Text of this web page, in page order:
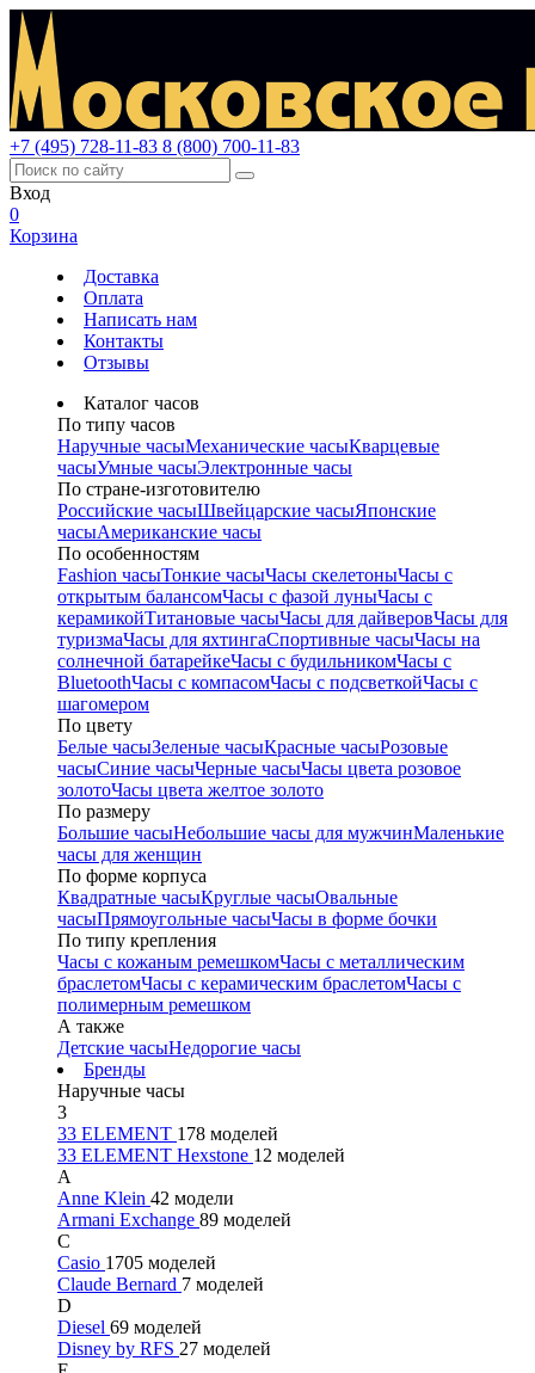
+7 (495) 728-11-83 8 (800) 700-11-83
Вход
0
Корзина
Доставка
Оплата
Написать нам
Контакты
Отзывы
Каталог часов
По типу часов
Наручные часыМеханические часыКварцевые
часыУмные часыЭлектронные часы
По стране-изготовителю
Российские часыШвейцарские часыЯпонские
часыАмериканские часы
По особенностям
Fashion часыТонкие часыЧасы скелетоныЧасы с
открытым балансомЧасы с фазой луныЧасы с
керамикойТитановые часыЧасы для дайверовЧасы для
туризмаЧасы для яхтингаСпортивные часыЧасы на
солнечной батарейкеЧасы с будильникомЧасы с
BluetoothЧасы с компасомЧасы с подсветкойЧасы с
шагомером
По цвету
Белые часыЗеленые часыКрасные часыРозовые
часыСиние часыЧерные часыЧасы цвета розовое
золотоЧасы цвета желтое золото
По размеру
Большие часыНебольшие часы для мужчинМаленькие
часы для женщин
По форме корпуса
Квадратные часыКруглые часыОвальные
часыПрямоугольные часыЧасы в форме бочки
По типу крепления
Часы с кожаным ремешкомЧасы с металлическим
браслетомЧасы с керамическим браслетомЧасы с
полимерным ремешком
А также
Детские часыНедорогие часы
Бренды
Наручные часы
3
33 ELEMENT 178 моделей
33 ELEMENT Hexstone 12 моделей
A
Anne Klein 42 модели
Armani Exchange 89 моделей
C
Casio 1705 моделей
Claude Bernard 7 моделей
D
Diesel 69 моделей
Disney by RFS 27 моделей